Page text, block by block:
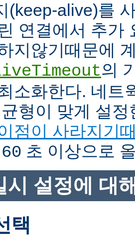
(keep-alive)를
연결에서 추가
지않기때문에
의
소화한다. 네트
형이 맞게 설
점이 사라지기
60 초 이상으로
시 설정에 대
택